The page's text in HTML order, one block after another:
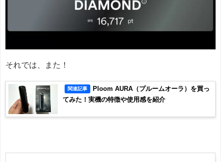
それでは、また！
関連記事
Ploom AURA（プルームオーラ）を買っ
てみた！実機の特徴や使用感を紹介